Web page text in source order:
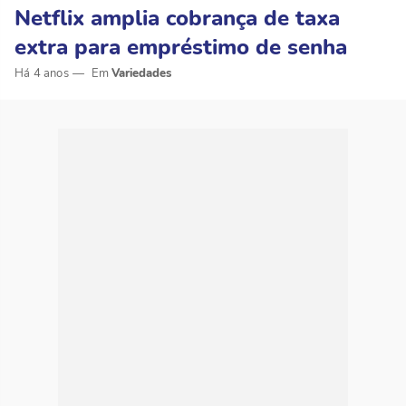
Netflix amplia cobrança de taxa
extra para empréstimo de senha
Há 4 anos Variedades